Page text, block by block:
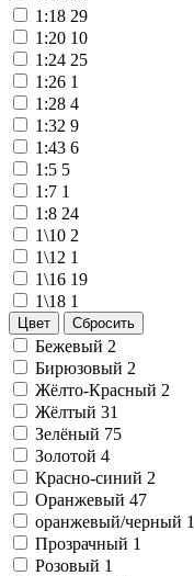
1:18 29
1:20 10
1:24 25
1:26 1
1:28 4
1:32 9
1:43 6
1:5 5
1:7 1
1:8 24
1\10 2
1\12 1
1\16 19
1\18 1
Цвет Сбросить
Бежевый 2
Бирюзовый 2
Жёлто-Красный 2
Жёлтый 31
Зелёный 75
Золотой 4
Красно-синий 2
Оранжевый 47
оранжевый/черный 1
Прозрачный 1
Розовый 1